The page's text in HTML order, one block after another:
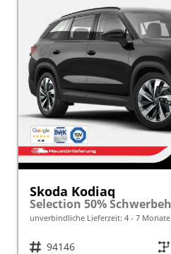
Skoda Kodiaq
unverbindliche Lieferzeit: 4 - 7 Monate
Fahrzeugnr. 94146 Getriebe